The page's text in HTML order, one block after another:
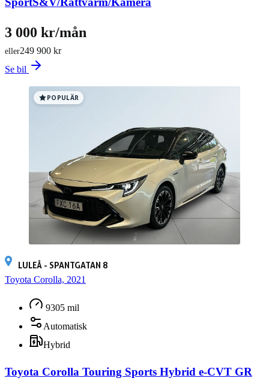
249 900 kr
eller
3 000 kr/mån
Se bil
POPULÄR
LULEÅ - SPANTGATAN 8
Toyota Corolla, 2021
9305 mil
Automatisk
Hybrid
Toyota Corolla Touring Sports Hybrid e-CVT GR